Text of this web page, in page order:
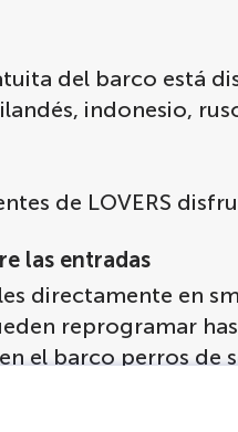
del barco está
indonesio,
de LOVERS
las entradas
directamente en
reprogramar
el barco perros de